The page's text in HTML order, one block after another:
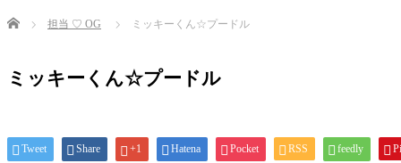
Home 担当 ♡ OG ミッキーくん☆プードル
ミッキーくん☆プードル
Tweet Share +1 Hatena Pocket RSS feedly